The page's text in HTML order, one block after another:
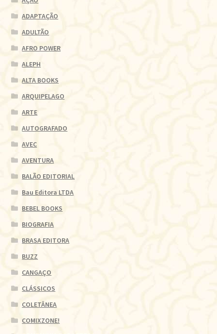
ADAPTAÇÃO
ADULTÃO
AFRO POWER
ALEPH
ALTA BOOKS
ARQUIPELAGO
ARTE
AUTOGRAFADO
AVEC
AVENTURA
BALÃO EDITORIAL
Bau Editora LTDA
BEBEL BOOKS
BIOGRAFIA
BRASA EDITORA
BUZZ
CANGAÇO
CLÁSSICOS
COLETÂNEA
COMIXZONE!